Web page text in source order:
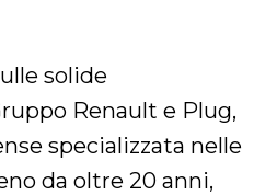
solide
Renault e Plug,
specializzata nelle
da oltre 20 anni,